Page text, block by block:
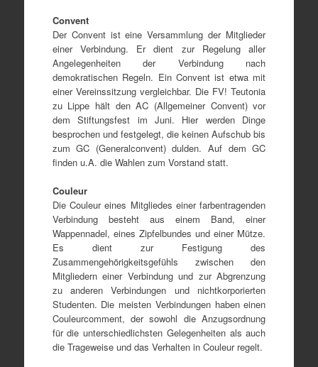
Convent
Der Convent ist eine Versammlung der Mitglieder
einer Verbindung. Er dient zur Regelung aller
Angelegenheiten der Verbindung nach
demokratischen Regeln. Ein Convent ist etwa mit
einer Vereinssitzung vergleichbar. Die FV! Teutonia
zu Lippe hält den AC (Allgemeiner Convent) vor
dem Stiftungsfest im Juni. Hier werden Dinge
besprochen und festgelegt, die keinen Aufschub bis
zum GC (Generalconvent) dulden. Auf dem GC
finden u.A. die Wahlen zum Vorstand statt.
Couleur
Die Couleur eines Mitgliedes einer farbentragenden
Verbindung besteht aus einem Band, einer
Wappennadel, eines Zipfelbundes und einer Mütze.
Es dient zur Festigung des
Zusammengehörigkeitsgefühls zwischen den
Mitgliedern einer Verbindung und zur Abgrenzung
zu anderen Verbindungen und nichtkorporierten
Studenten. Die meisten Verbindungen haben einen
Couleurcomment, der sowohl die Anzugsordnung
für die unterschiedlichsten Gelegenheiten als auch
die Trageweise und das Verhalten in Couleur regelt.